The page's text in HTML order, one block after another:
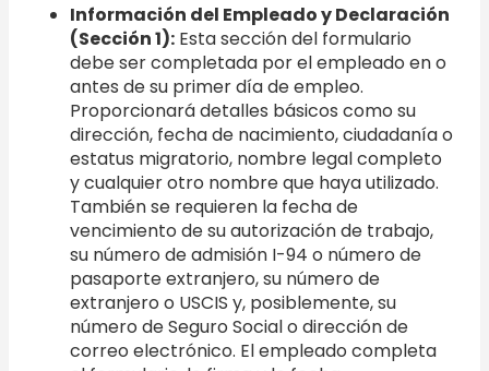
Información del Empleado y Declaración
(Sección 1): Esta sección del formulario
debe ser completada por el empleado en o
antes de su primer día de empleo.
Proporcionará detalles básicos como su
dirección, fecha de nacimiento, ciudadanía o
estatus migratorio, nombre legal completo
y cualquier otro nombre que haya utilizado.
También se requieren la fecha de
vencimiento de su autorización de trabajo,
su número de admisión I-94 o número de
pasaporte extranjero, su número de
extranjero o USCIS y, posiblemente, su
número de Seguro Social o dirección de
correo electrónico. El empleado completa